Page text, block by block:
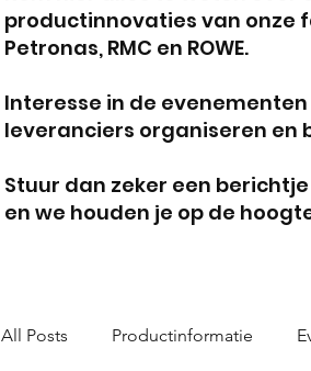
productinnovaties van onze
Petronas, RMC en ROWE.
Interesse in de
leveranciers organiseren en
Stuur dan zeker een
en we houden je op de
All Posts Productinformatie